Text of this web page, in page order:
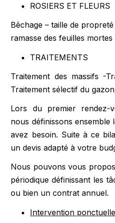
ROSIERS ET FLEURS
Bêchage – taille de
ramasse des feuilles mortes
TRAITEMENTS
Traitement des massifs -
Traitement sélectif du
Lors du premier rendez-
nous définissons
avez besoin. Suite à ce
un devis adapté à votre
Nous pouvons vous
périodique définissant les
ou bien un contrat annuel.
Intervention